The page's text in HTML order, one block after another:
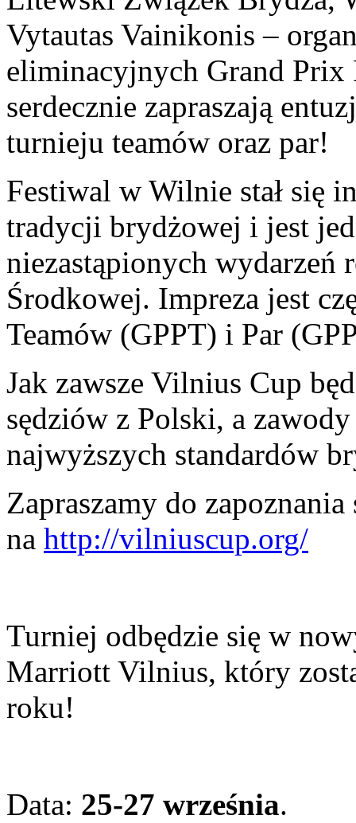
Vytautas Vainikonis –
eliminacyjnych Grand
serdecznie zapraszają
turnieju teamów oraz par!
Festiwal w Wilnie stał się
tradycji brydżowej i jest
niezastąpionych wydarzeń
Środkowej. Impreza jest
Teamów (GPPT) i Par
Jak zawsze Vilnius Cup
sędziów z Polski, a
najwyższych standardów
Zapraszamy do
na http://vilniuscup.org/
Turniej odbędzie się w
Marriott Vilnius, który
roku!
Data: 25-27 września.